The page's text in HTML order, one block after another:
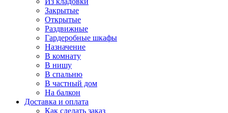
Закрытые
Открытые
Раздвижные
Гардеробные шкафы
Назначение
В комнату
В нишу
В спальню
В частный дом
На балкон
Доставка и оплата
Как сделать заказ